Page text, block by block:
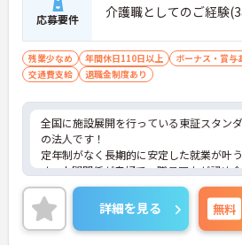
応募要件 介護職としてのご経験
残業少なめ 年間休日110日以上 ボーナス・賞与
交通費支給
退職金制度あり
全国に施設展開を行っている東証スタン
の法人です！
定年制がなく長期的に安定した就業が叶
す。人間関係が良好で、職員同士が認め
根付いています。
ご興味のある方には、面接対策ポイントな
に詳細をご案内しますのでお気軽にご相談
い！
詳細を見る 無料